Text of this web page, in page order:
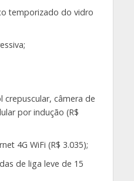
temporizado do vidro
crepuscular, câmera de
por indução (R$
4G WiFi (R$ 3.035);
de liga leve de 15